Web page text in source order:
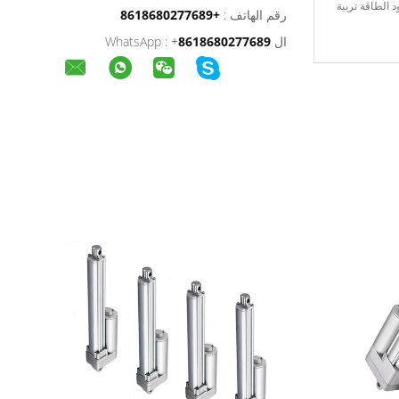
رقم الهاتف : +8618680277689
ال WhatsApp :
+8618680277689